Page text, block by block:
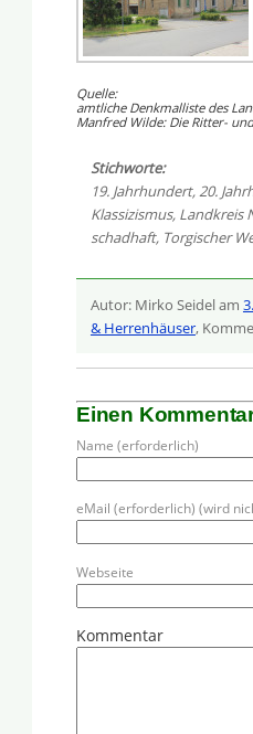
Quelle:
amtliche Denkmalliste des
Manfred Wilde: Die Ritter-
Stichworte:
19. Jahrhundert,20.
Klassizismus, Landkreis
schadhaft, Torgischer
Autor: Mirko Seidel am
& Herrenhäuser,
Einen
Name (erforderlich)
eMail (erforderlich) (wird
Webseite
Kommentar